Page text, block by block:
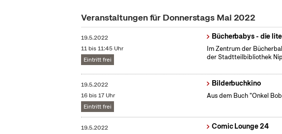
Veranstaltungen für Donnerstags Mai 2022
19.5.2022
11 bis 11:45 Uhr
Eintritt frei
Bücherbabys - die
Im Zentrum der
der Stadtteilbibliothek
19.5.2022
16 bis 17 Uhr
Eintritt frei
Bilderbuchkino
Aus dem Buch "Onkel
19.5.2022
Comic Lounge 24